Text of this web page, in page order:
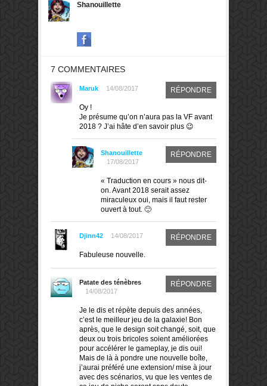
Shanouillette
7 COMMENTAIRES
Maruk 14/08/2017 RÉPONDRE
Oy !
Je présume qu’on n’aura pas la VF avant
2018 ? J’ai hâte d’en savoir plus 😉
Shanouillette
17/08/2017
RÉPONDRE
« Traduction en cours » nous dit-
on. Avant 2018 serait assez
miraculeux oui, mais il faut rester
ouvert à tout. 🙂
Djinn42 14/08/2017 RÉPONDRE
Fabuleuse nouvelle.
Patate des ténèbres
14/08/2017
RÉPONDRE
Je le dis et répète depuis des années,
c’est le meilleur jeu de la galaxie! Bon
après, que le design soit changé, soit, que
deux ou trois bricoles soient améliorées
pour accélérer le gameplay, je dis oui!
Mais de là à pondre une nouvelle boîte,
j’aurai préféré une extension/ mise à jour
avec des scénarios, vu que les ventes de